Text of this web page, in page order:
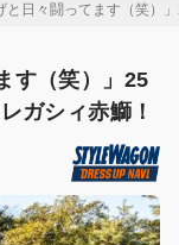
と日々闘ってます（笑
す（笑）」25
ガシィ赤鰤！